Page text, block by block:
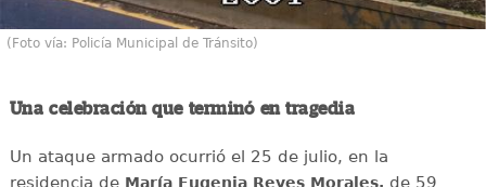
(Foto vía: Policía Municipal de Tránsito)
Una celebración que terminó en tragedia
Un ataque armado ocurrió el 25 de julio, en la
residencia de María Eugenia Reyes Morales, de 59